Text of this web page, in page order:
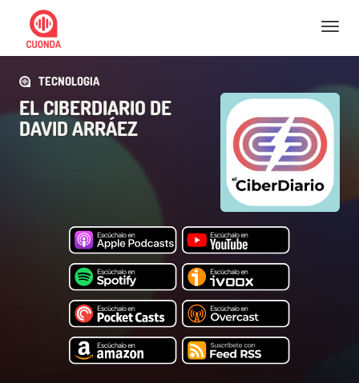
Nav
TECNOLOGIA
EL CIBERDIARIO DE
DAVID ARRÁEZ